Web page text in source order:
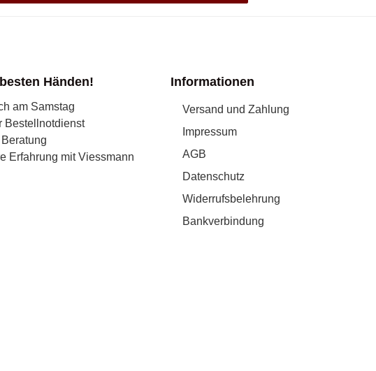
Händen!
am Samstag
Bestellnotdienst
Erfahrung mit Viessmann
Informationen
Versand und Zahlung
Impressum
AGB
Datenschutz
Widerrufsbelehrung
Bankverbindung